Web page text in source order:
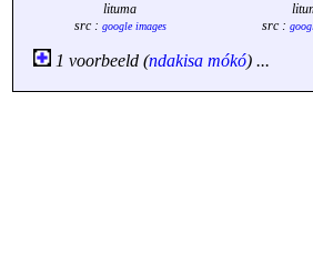
lituma
src : google images
src :
1 voorbeeld (ndakisa mókó) ...